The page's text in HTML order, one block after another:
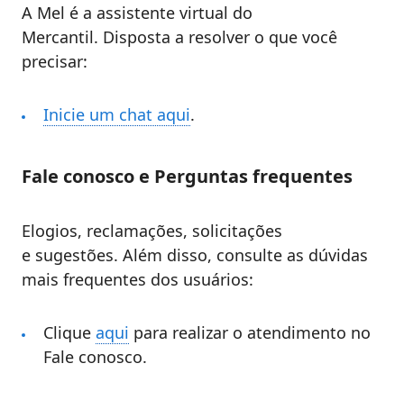
A ​​​​Mel é a assistente virtual do
Mercantil. Disposta a resolver o que você
precisar:
Inicie um chat aqui.
Fale conosco e Perguntas frequentes
Elogios, reclamações, solicitações
e sugestões. Além disso, consulte as dúvidas
mais frequentes dos usuários:
Clique aqui para realizar o atendimento no
Fale conosco.